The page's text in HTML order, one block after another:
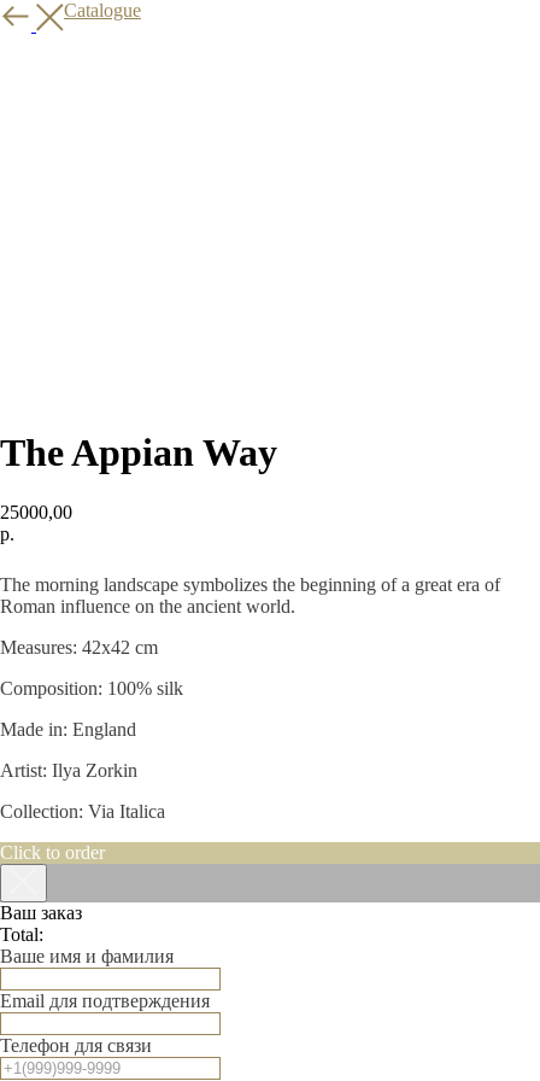
Back to Catalogue
The Appian Way
25000,00
р.
The morning landscape symbolizes the beginning of a great era of
Roman influence on the ancient world.
Measures: 42x42 cm
Composition: 100% silk
Made in: England
Artist: Ilya Zorkin
Collection: Via Italica
Click to order
Ваш заказ
Total:
Ваше имя и фамилия
Email для подтверждения
Телефон для связи